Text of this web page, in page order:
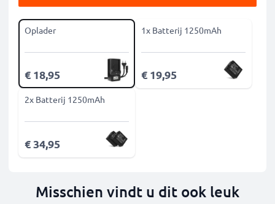
Oplader
€ 18,95
1x Batterij 1250mAh
€ 19,95
2x Batterij 1250mAh
€ 34,95
Misschien vindt u dit ook leuk